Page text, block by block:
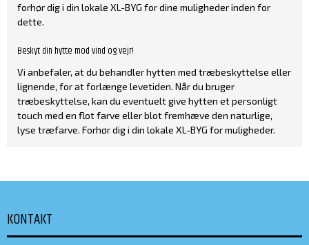
forhør dig i din lokale XL-BYG for dine muligheder inden for
dette.
Beskyt din hytte mod vind og vejr!
Vi anbefaler, at du behandler hytten med træbeskyttelse eller
lignende, for at forlænge levetiden. Når du bruger
træbeskyttelse, kan du eventuelt give hytten et personligt
touch med en flot farve eller blot fremhæve den naturlige,
lyse træfarve. Forhør dig i din lokale XL-BYG for muligheder.
KONTAKT